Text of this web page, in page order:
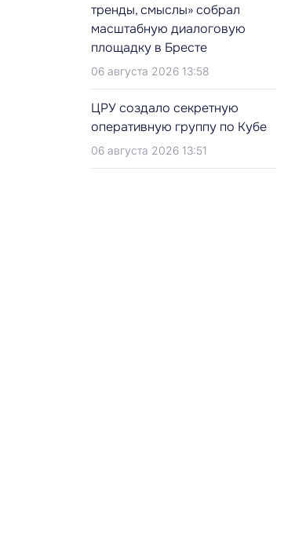
тренды, смыслы» собрал
масштабную диалоговую
площадку в Бресте
06 августа 2026 13:58
ЦРУ создало секретную
оперативную группу по Кубе
06 августа 2026 13:51